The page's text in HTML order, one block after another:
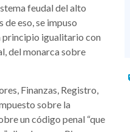
feudal del alto
eso, se impuso
principio igualitario con
del monarca sobre
Finanzas, Registro,
sobre la
un código penal “que